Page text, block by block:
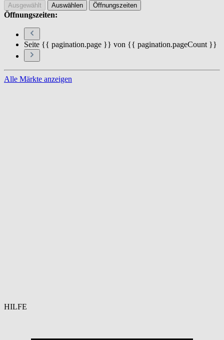
Ausgewählt Auswählen Öffnungszeiten
Öffnungszeiten:
Seite {{ pagination.page }} von {{ pagination.pageCount }}
Alle Märkte anzeigen
HILFE